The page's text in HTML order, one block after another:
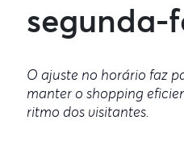
segunda-
O ajuste no horário faz
manter o shopping
ritmo dos visitantes.